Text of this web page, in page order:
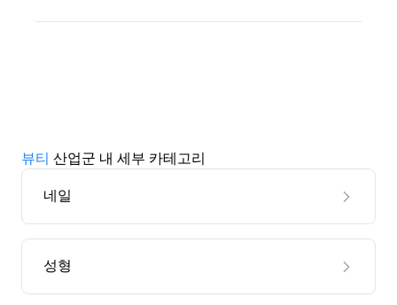
뷰티 산업군 내 세부 카테고리
네일
성형